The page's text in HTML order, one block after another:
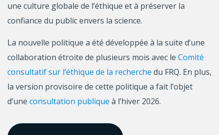
une culture globale de l’éthique et à préserver la
confiance du public envers la science.
La nouvelle politique a été développée à la suite d’une
collaboration étroite de plusieurs mois avec le Comité
consultatif sur l’éthique de la recherche du FRQ. En plus,
la version provisoire de cette politique a fait l’objet
d’une consultation publique à l’hiver 2026.